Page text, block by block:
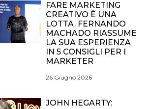
FARE MARKETING
CREATIVO È UNA
LOTTA. FERNANDO
MACHADO RIASSUME
LA SUA ESPERIENZA
IN 5 CONSIGLI PER I
MARKETER
26 Giugno 2026
JOHN HEGARTY: